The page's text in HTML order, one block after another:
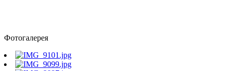
Фотогалерея